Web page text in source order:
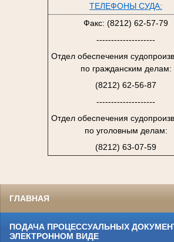
ТЕЛЕФОНЫ СУДА:
Факс: (8212) 62-57-79
--------------------
Отдел обеспечения
по гражданским делам:
(8212) 62-56-87
--------------------
Отдел обеспечения
по уголовным делам:
(8212) 63-07-59
ГЛАВНАЯ
ПОДАЧА ПРОЦЕССУАЛЬНЫХ
ЭЛЕКТРОННОМ ВИДЕ